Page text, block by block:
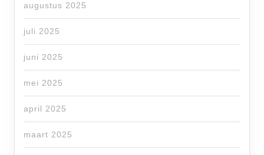
augustus 2025
juli 2025
juni 2025
mei 2025
april 2025
maart 2025